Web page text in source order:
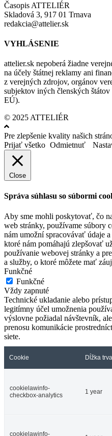
Časopis ATTELIÉR
Skladová 3, 917 01 Trnava
redakcia@attelier.sk
VYHLÁSENIE
attelier.sk nepoberá žiadne
na účely štátnej reklamy ani
z verejných zdrojov, orgánov
subjektov iných členských
EÚ).
© 2025 ATTELIÉR
Pre zlepšenie kvality našich
Prijať všetko Odmietnuť
Close
Správa súhlasu so súbormi
Aby sme mohli poskytovať, čo
web stránky, používame súbory
nám umožní spracovávať údaje
ktoré nám pomáhajú zlepšovať
používanie webovej stránky a
a služby, o ktoré môžete mať
Funkčné
Funkčné
Vždy zapnuté
Technické ukladanie alebo
legitímny účel umožnenia
výslovne požiadal návštevník,
prenosu komunikácie
siete.
Cookie Dĺžka
cookielawinfo-
checkbox-analytics
1 year
cookielawinfo-